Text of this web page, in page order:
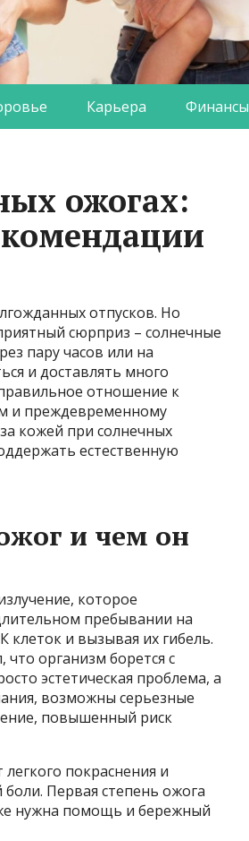
Карьера Финансы
ожогах:
отпусков. Но
сюрприз – солнечные
пару часов или на
и доставлять много
отношение к
и преждевременному
кожей при солнечных
естественную
и чем он
которое
пребывании на
и вызывая их гибель.
что организм борется с
эстетическая проблема, а
возможны серьезные
повышенный риск
покраснения и
Первая степень ожога
нужна помощь и бережный